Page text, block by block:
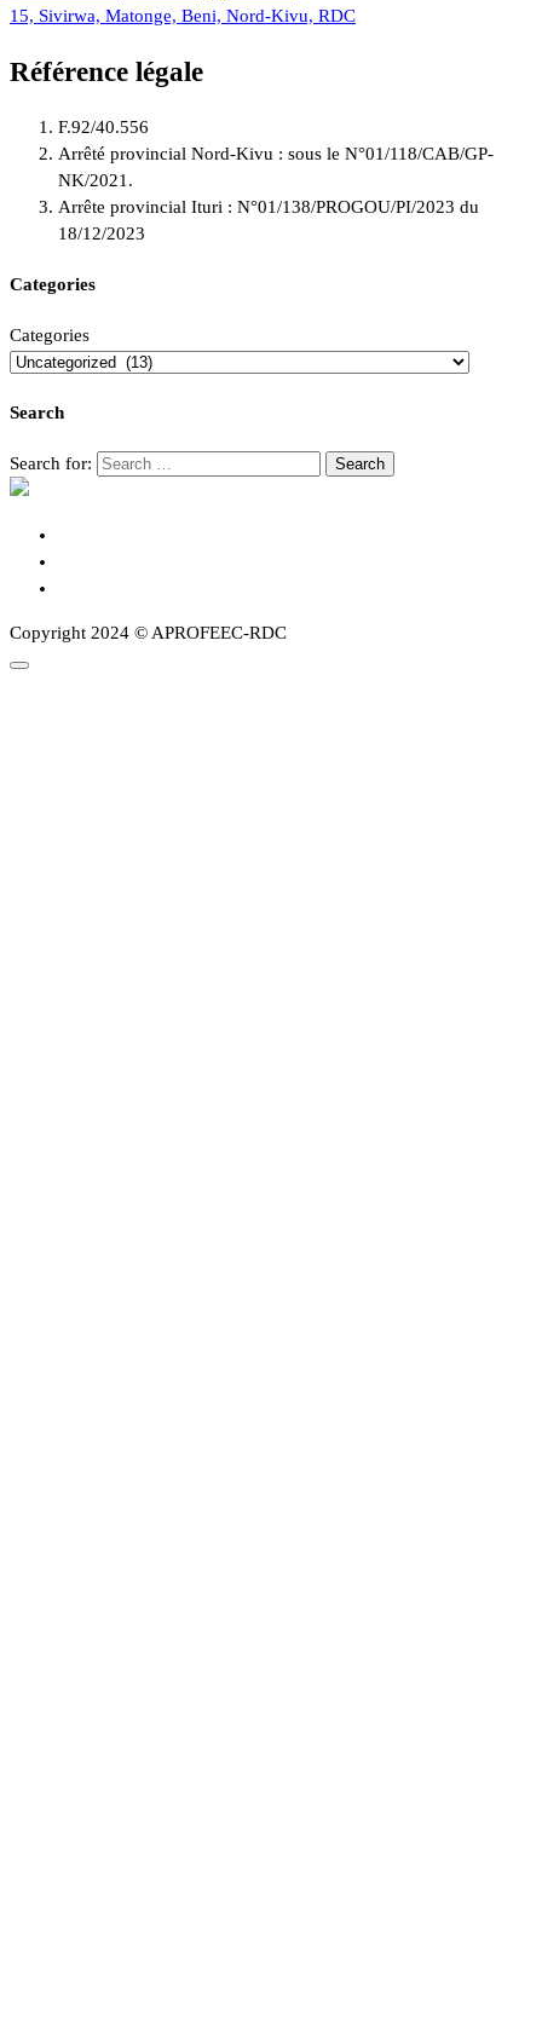
15, Sivirwa, Matonge, Beni, Nord-Kivu, RDC
Référence légale
F.92/40.556
Arrêté provincial Nord-Kivu : sous le N°01/118/CAB/GP-
NK/2021.
Arrête provincial Ituri : N°01/138/PROGOU/PI/2023 du
18/12/2023
Categories
Categories
Search
Search for:
Copyright 2024 © APROFEEC-RDC